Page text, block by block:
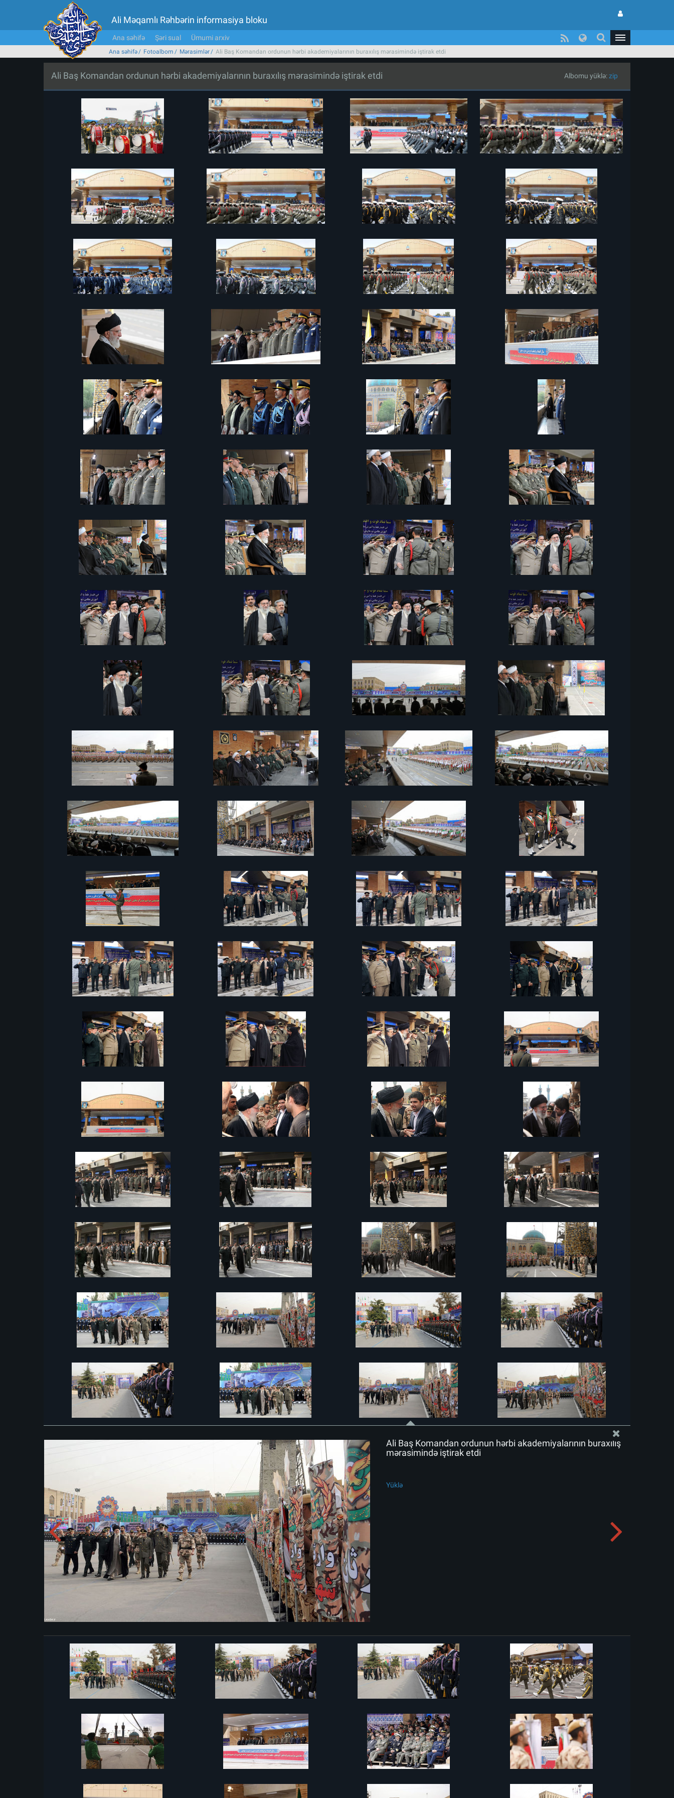
Ali Məqamlı Rəhbərin informasiya bloku
Ana səhifə Şəri sual Ümumi arxiv
Ana səhifə Fotoalbom Mərasimlər Ali Baş Komandan ordunun hərbi akademiyalarının buraxılış mərasimində iştirak etdi
Ali Baş Komandan ordunun hərbi akademiyalarının buraxılış mərasimində iştirak etdi Albomu yüklə:zip
Ali Baş Komandan ordunun hərbi akademiyalarının buraxılış
mərasimində iştirak etdi
Yüklə